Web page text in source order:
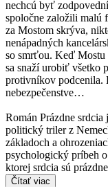
nechcú byť
spoločne založili malú
za Mostom skrýva,
nenápadných
so smrťou. Keď Mostu
sa snaží urobiť všetko
protivníkov podcenila.
nebezpečenstve…
Román Prázdne
politický triler z
základoch a
psychologický príbeh
ktorej srdcia sú
Čítať viac